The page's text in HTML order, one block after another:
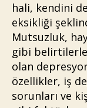
hali, kendini
eksikliği
Mutsuzluk,
gibi
olan
özellikler, iş
sorunları ve